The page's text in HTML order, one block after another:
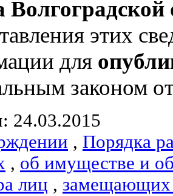
Волгоградской
этих
для
законом
24.03.2015
, Порядка
, об имуществе и
лиц , замещающих